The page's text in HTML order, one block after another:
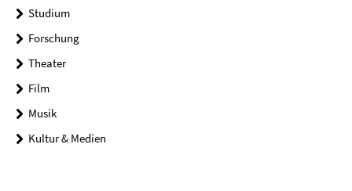
Studium
Forschung
Theater
Film
Musik
Kultur & Medien